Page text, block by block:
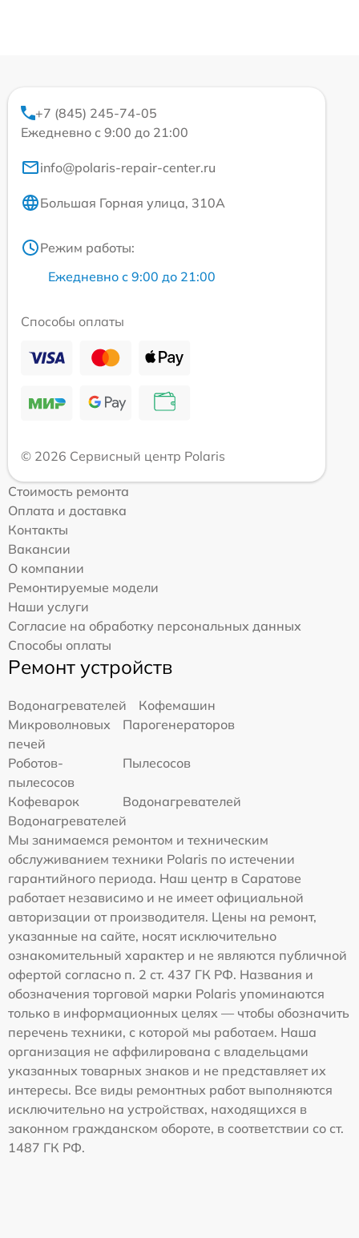
+7 (845) 245-74-05
Ежедневно с 9:00 до 21:00
info@polaris-repair-center.ru
Большая Горная улица, 310А
Режим работы:
Ежедневно с 9:00 до 21:00
Способы оплаты
© 2026 Сервисный центр Polaris
Стоимость ремонта
Оплата и доставка
Контакты
Вакансии
О компании
Ремонтируемые модели
Наши услуги
Согласие на обработку персональных данных
Способы оплаты
Ремонт устройств
Водонагревателей
Кофемашин
Микроволновых
печей
Парогенераторов
Роботов-
пылесосов
Пылесосов
Кофеварок
Водонагревателей
Водонагревателей
Мы занимаемся ремонтом и техническим
обслуживанием техники Polaris по истечении
гарантийного периода. Наш центр в Саратове
работает независимо и не имеет официальной
авторизации от производителя. Цены на ремонт,
указанные на сайте, носят исключительно
ознакомительный характер и не являются публичной
офертой согласно п. 2 ст. 437 ГК РФ. Названия и
обозначения торговой марки Polaris упоминаются
только в информационных целях — чтобы обозначить
перечень техники, с которой мы работаем. Наша
организация не аффилирована с владельцами
указанных товарных знаков и не представляет их
интересы. Все виды ремонтных работ выполняются
исключительно на устройствах, находящихся в
законном гражданском обороте, в соответствии со ст.
1487 ГК РФ.